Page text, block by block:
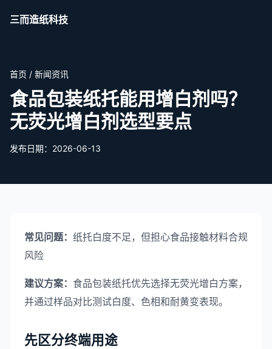
三而造纸科技
首页 / 新闻资讯
食品包装纸托能用增白剂吗？
无荧光增白剂选型要点
发布日期：2026-06-13
常见问题： 纸托白度不足，但担心食品接触材料合规
风险
建议方案： 食品包装纸托优先选择无荧光增白方案，
并通过样品对比测试白度、色相和耐黄变表现。
先区分终端用途